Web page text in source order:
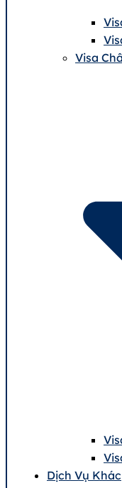
Visa
Dịch Vụ Khác